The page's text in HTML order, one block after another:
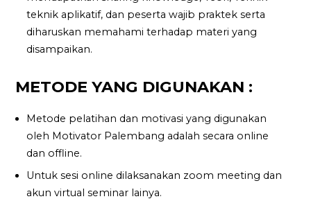
teknik aplikatif, dan peserta wajib praktek serta
diharuskan memahami terhadap materi yang
disampaikan.
METODE YANG DIGUNAKAN :
Metode pelatihan dan motivasi yang digunakan
oleh Motivator Palembang adalah secara online
dan offline.
Untuk sesi online dilaksanakan zoom meeting dan
akun virtual seminar lainya.